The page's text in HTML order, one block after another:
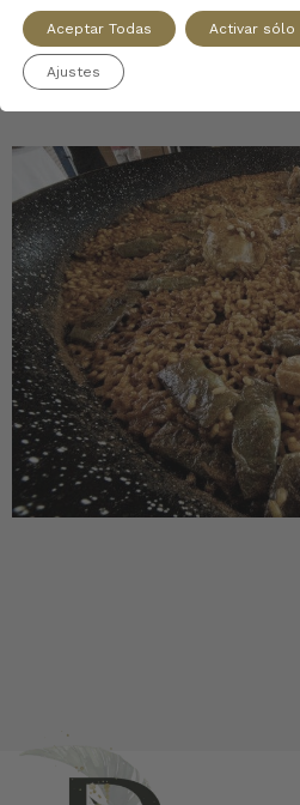
Aceptar Todas Activar sólo
Ajustes